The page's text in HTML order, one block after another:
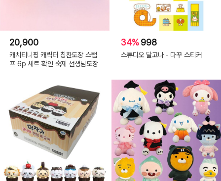
20,900
캐치티니핑 캐릭터 칭찬도장 스탬
프 6p 세트 확인 숙제 선생님도장
34%998
스튜디오 달고나 - 다꾸 스티커